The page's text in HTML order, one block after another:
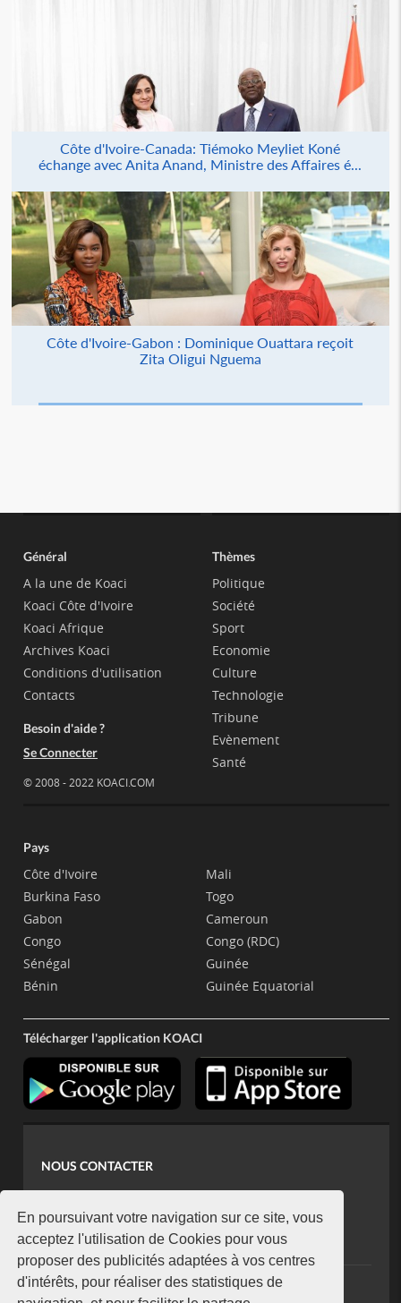
En poursuivant votre navigation sur ce site, vous
acceptez l'utilisation de Cookies pour vous
proposer des publicités adaptées à vos centres
d'intérêts, pour réaliser des statistiques de
Côte d'Ivoire-Canada: Tiémoko Meyliet Koné
échange avec Anita Anand, Ministre des Affaires é...
Côte d'Ivoire-Gabon : Dominique Ouattara reçoit
Zita Oligui Nguema
Général
A la une de Koaci
Koaci Côte d'Ivoire
Koaci Afrique
Archives Koaci
Conditions d'utilisation
Contacts
Besoin d'aide ?
Se Connecter
© 2008 - 2022 KOACI.COM
Thèmes
Politique
Société
Sport
Economie
Culture
Technologie
Tribune
Evènement
Santé
Pays
Côte d'Ivoire
Burkina Faso
Gabon
Congo
Sénégal
Bénin
Mali
Togo
Cameroun
Congo (RDC)
Guinée
Guinée Equatorial
Télécharger l'application KOACI
NOUS CONTACTER
koaci@yahoo.fr
+225 07 08 85 52 93
NEWSLETTER